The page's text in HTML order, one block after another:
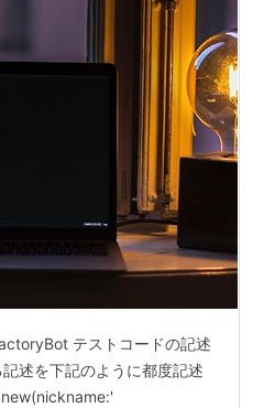
テストコードの記述
述を下記のように都度記述